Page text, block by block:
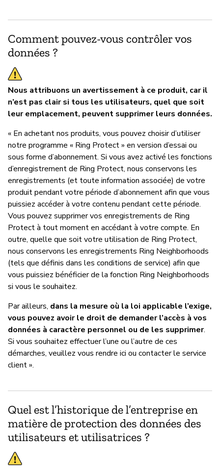
Comment pouvez-vous contrôler vos
données ?
Nous attribuons un avertissement à ce produit, car il
n’est pas clair si tous les utilisateurs, quel que soit
leur emplacement, peuvent supprimer leurs données.
« En achetant nos produits, vous pouvez choisir d’utiliser
notre programme « Ring Protect » en version d’essai ou
sous forme d’abonnement. Si vous avez activé les fonctions
d’enregistrement de Ring Protect, nous conservons les
enregistrements (et toute information associée) de votre
produit pendant votre période d’abonnement afin que vous
puissiez accéder à votre contenu pendant cette période.
Vous pouvez supprimer vos enregistrements de Ring
Protect à tout moment en accédant à votre compte. En
outre, quelle que soit votre utilisation de Ring Protect,
nous conservons les enregistrements Ring Neighborhoods
(tels que définis dans les conditions de service) afin que
vous puissiez bénéficier de la fonction Ring Neighborhoods
si vous le souhaitez.
Par ailleurs, dans la mesure où la loi applicable l’exige,
vous pouvez avoir le droit de demander l’accès à vos
données à caractère personnel ou de les supprimer.
Si vous souhaitez effectuer l’une ou l’autre de ces
démarches, veuillez vous rendre ici ou contacter le service
client ».
Quel est l’historique de l’entreprise en
matière de protection des données des
utilisateurs et utilisatrices ?